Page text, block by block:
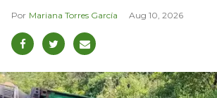
Mariana Torres García Aug 10, 2026